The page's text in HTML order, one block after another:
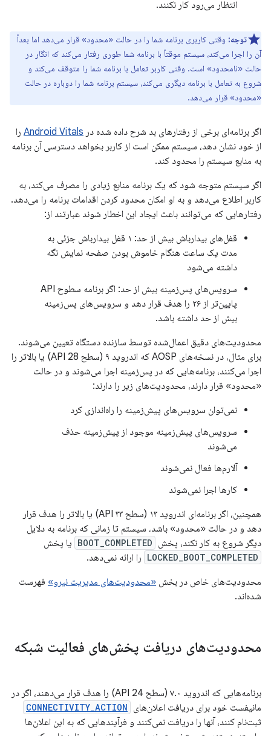
انتظار می‌رود کار نکنند.
توجه: وقتی کاربری برنامه شما را در حالت «محدود» قرار می‌دهد اما بعداً
آن را اجرا می‌کند، سیستم موقتاً با برنامه شما طوری رفتار می‌کند که انگار در
حالت «نامحدود» است. وقتی کاربر تعامل با برنامه شما را متوقف می‌کند و
شروع به تعامل با برنامه دیگری می‌کند، سیستم برنامه شما را دوباره در حالت
«محدود» قرار می‌دهد.
اگر برنامه‌ای برخی از رفتارهای بد شرح داده شده در Android Vitals را
از خود نشان دهد، سیستم ممکن است از کاربر بخواهد دسترسی آن برنامه
به منابع سیستم را محدود کند.
اگر سیستم متوجه شود که یک برنامه منابع زیادی را مصرف می‌کند، به
کاربر اطلاع می‌دهد و به او امکان محدود کردن اقدامات برنامه را می‌دهد.
رفتارهایی که می‌توانند باعث ایجاد این اخطار شوند عبارتند از:
قفل‌های بیدارباش بیش از حد: ۱ قفل بیدارباش جزئی به
مدت یک ساعت هنگام خاموش بودن صفحه نمایش نگه
داشته می‌شود
سرویس‌های پس‌زمینه بیش از حد: اگر برنامه سطوح API
پایین‌تر از ۲۶ را هدف قرار دهد و سرویس‌های پس‌زمینه
بیش از حد داشته باشد.
محدودیت‌های دقیق اعمال‌شده توسط سازنده دستگاه تعیین می‌شوند.
برای مثال، در نسخه‌های AOSP که اندروید ۹ (سطح API 28) یا بالاتر را
اجرا می‌کنند، برنامه‌هایی که در پس‌زمینه اجرا می‌شوند و در حالت
«محدود» قرار دارند، محدودیت‌های زیر را دارند:
نمی‌توان سرویس‌های پیش‌زمینه را راه‌اندازی کرد
سرویس‌های پیش‌زمینه موجود از پیش‌زمینه حذف
می‌شوند
آلارم‌ها فعال نمی‌شوند
کارها اجرا نمی‌شوند
همچنین، اگر برنامه‌ای اندروید ۱۳ (سطح API ۳۳) یا بالاتر را هدف قرار
دهد و در حالت «محدود» باشد، سیستم تا زمانی که برنامه به دلایل
دیگر شروع به کار نکند، پخش BOOT_COMPLETED یا پخش
LOCKED_BOOT_COMPLETED را ارائه نمی‌دهد.
محدودیت‌های خاص در بخش «محدودیت‌های مدیریت نیرو» فهرست
شده‌اند.
محدودیت‌های دریافت پخش‌های فعالیت شبکه
برنامه‌هایی که اندروید ۷.۰ (سطح API 24) را هدف قرار می‌دهند، اگر در
مانیفست خود برای دریافت اعلان‌های CONNECTIVITY_ACTION
ثبت‌نام کنند، آنها را دریافت نمی‌کنند و فرآیندهایی که به این اعلان‌ها